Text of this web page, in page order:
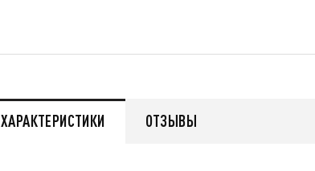
ХАРАКТЕРИСТИКИ ОТЗЫВЫ